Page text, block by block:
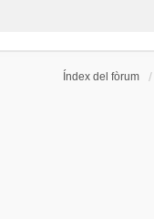
Índex del fòrum